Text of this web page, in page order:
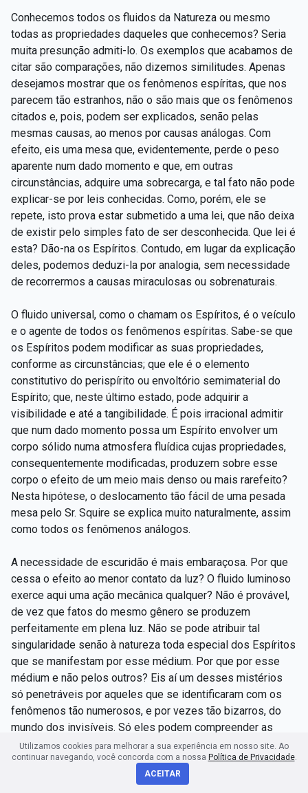
Conhecemos todos os fluidos da Natureza ou mesmo
todas as propriedades daqueles que conhecemos? Seria
muita presunção admiti-lo. Os exemplos que acabamos de
citar são comparações, não dizemos similitudes. Apenas
desejamos mostrar que os fenômenos espíritas, que nos
parecem tão estranhos, não o são mais que os fenômenos
citados e, pois, podem ser explicados, senão pelas
mesmas causas, ao menos por causas análogas. Com
efeito, eis uma mesa que, evidentemente, perde o peso
aparente num dado momento e que, em outras
circunstâncias, adquire uma sobrecarga, e tal fato não pode
explicar-se por leis conhecidas. Como, porém, ele se
repete, isto prova estar submetido a uma lei, que não deixa
de existir pelo simples fato de ser desconhecida. Que lei é
esta? Dão-na os Espíritos. Contudo, em lugar da explicação
deles, podemos deduzi-la por analogia, sem necessidade
de recorrermos a causas miraculosas ou sobrenaturais.
O fluido universal, como o chamam os Espíritos, é o veículo
e o agente de todos os fenômenos espíritas. Sabe-se que
os Espíritos podem modificar as suas propriedades,
conforme as circunstâncias; que ele é o elemento
constitutivo do perispírito ou envoltório semimaterial do
Espírito; que, neste último estado, pode adquirir a
visibilidade e até a tangibilidade. É pois irracional admitir
que num dado momento possa um Espírito envolver um
corpo sólido numa atmosfera fluídica cujas propriedades,
consequentemente modificadas, produzem sobre esse
corpo o efeito de um meio mais denso ou mais rarefeito?
Nesta hipótese, o deslocamento tão fácil de uma pesada
mesa pelo Sr. Squire se explica muito naturalmente, assim
como todos os fenômenos análogos.
A necessidade de escuridão é mais embaraçosa. Por que
cessa o efeito ao menor contato da luz? O fluido luminoso
exerce aqui uma ação mecânica qualquer? Não é provável,
de vez que fatos do mesmo gênero se produzem
perfeitamente em plena luz. Não se pode atribuir tal
singularidade senão à natureza toda especial dos Espíritos
que se manifestam por esse médium. Por que por esse
médium e não pelos outros? Eis aí um desses mistérios
só penetráveis por aqueles que se identificaram com os
fenômenos tão numerosos, e por vezes tão bizarros, do
mundo dos invisíveis. Só eles podem compreender as
simpatias existentes entre os vivos e os mortos.
A que ordem pertencem esses Espíritos? São bons ou
Utilizamos cookies para melhorar a sua experiência em nosso site. Ao
continuar navegando, você concorda com a nossa Política de Privacidade.
ACEITAR